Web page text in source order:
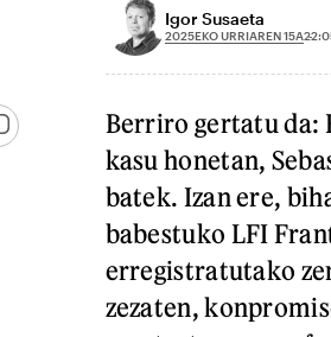
Igor Susaeta
2025EKO URRIAREN 15A
Berriro gertatu da:
kasu honetan,
batek. Izan ere,
babestuko LFI
erregistratutako
zezaten,